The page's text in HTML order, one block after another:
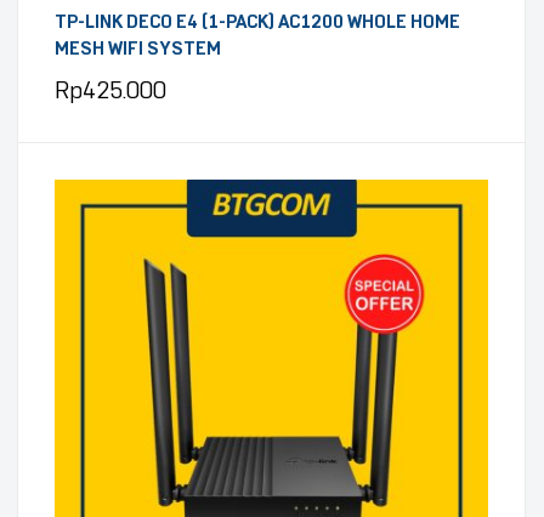
TP-LINK DECO E4 (1-PACK) AC1200 WHOLE HOME
MESH WIFI SYSTEM
Rp425.000